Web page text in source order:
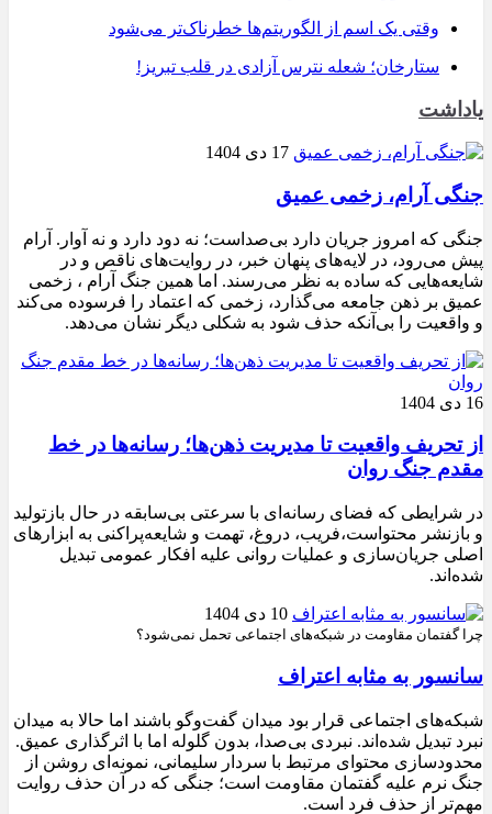
وقتی یک اسم از الگوریتم‌ها خطرناک‌تر می‌شود
ستارخان؛ شعله نترس آزادی در قلب تبریز!
یاداشت
17 دی 1404
جنگی آرام، زخمی عمیق
جنگی که امروز جریان دارد بی‌صداست؛ نه دود دارد و نه آوار. آرام
پیش می‌رود، در لایه‌های پنهان خبر، در روایت‌های ناقص و در
شایعه‌هایی که ساده به نظر می‌رسند. اما همین جنگ آرام ، زخمی
عمیق بر ذهن جامعه می‌گذارد، زخمی که اعتماد را فرسوده می‌کند
و واقعیت را بی‌آنکه حذف شود به شکلی دیگر نشان می‌دهد.
16 دی 1404
از تحریف واقعیت تا مدیریت ذهن‌ها؛ رسانه‌ها در خط
مقدم جنگ روان
در شرایطی که فضای رسانه‌ای با سرعتی بی‌سابقه در حال بازتولید
و بازنشر محتواست،فریب، دروغ، تهمت و شایعه‌پراکنی به ابزارهای
اصلی جریان‌سازی و عملیات روانی علیه افکار عمومی تبدیل
شده‌اند.
10 دی 1404
چرا گفتمان مقاومت در شبکه‌های اجتماعی تحمل نمی‌شود؟
سانسور به مثابه اعتراف
شبکه‌های اجتماعی قرار بود میدان گفت‌وگو باشند اما حالا به میدان
نبرد تبدیل شده‌اند. نبردی بی‌صدا، بدون گلوله اما با اثرگذاری عمیق.
محدودسازی محتوای مرتبط با سردار سلیمانی، نمونه‌ای روشن از
جنگ نرم علیه گفتمان مقاومت است؛ جنگی که در آن حذف روایت
مهم‌تر از حذف فرد است.